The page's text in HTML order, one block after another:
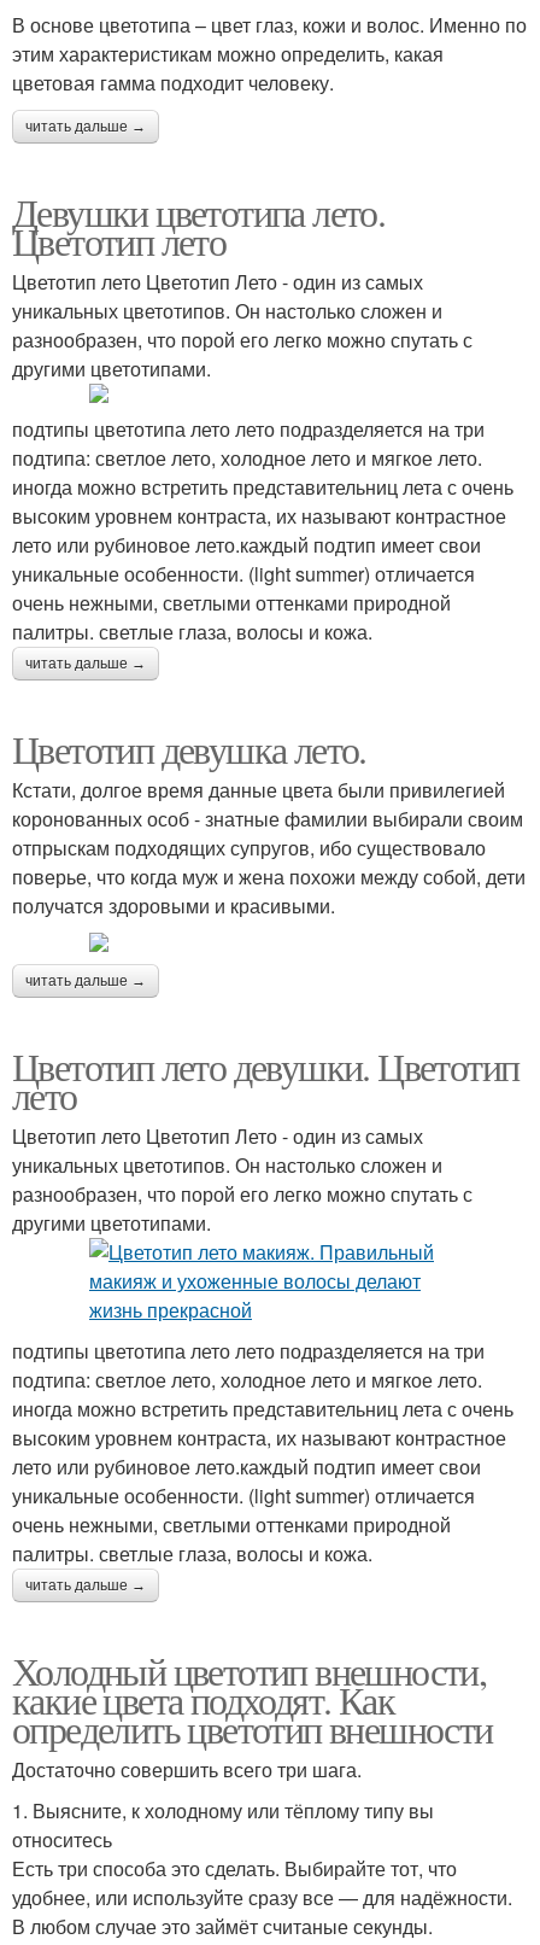
В основе цветотипа – цвет глаз, кожи и волос. Именно по
этим характеристикам можно определить, какая
цветовая гамма подходит человеку.
читать дальше →
Девушки цветотипа лето.
Цветотип лето
Цветотип лето Цветотип Лето - один из самых
уникальных цветотипов. Он настолько сложен и
разнообразен, что порой его легко можно спутать с
другими цветотипами.
подтипы цветотипа лето лето подразделяется на три
подтипа: светлое лето, холодное лето и мягкое лето.
иногда можно встретить представительниц лета с очень
высоким уровнем контраста, их называют контрастное
лето или рубиновое лето.каждый подтип имеет свои
уникальные особенности. (light summer) отличается
очень нежными, светлыми оттенками природной
палитры. светлые глаза, волосы и кожа.
читать дальше →
Цветотип девушка лето.
Кстати, долгое время данные цвета были привилегией
коронованных особ - знатные фамилии выбирали своим
отпрыскам подходящих супругов, ибо существовало
поверье, что когда муж и жена похожи между собой, дети
получатся здоровыми и красивыми.
читать дальше →
Цветотип лето девушки. Цветотип
лето
Цветотип лето Цветотип Лето - один из самых
уникальных цветотипов. Он настолько сложен и
разнообразен, что порой его легко можно спутать с
другими цветотипами.
подтипы цветотипа лето лето подразделяется на три
подтипа: светлое лето, холодное лето и мягкое лето.
иногда можно встретить представительниц лета с очень
высоким уровнем контраста, их называют контрастное
лето или рубиновое лето.каждый подтип имеет свои
уникальные особенности. (light summer) отличается
очень нежными, светлыми оттенками природной
палитры. светлые глаза, волосы и кожа.
читать дальше →
Холодный цветотип внешности,
какие цвета подходят. Как
определить цветотип внешности
Достаточно совершить всего три шага.
1. Выясните, к холодному или тёплому типу вы
относитесь
Есть три способа это сделать. Выбирайте тот, что
удобнее, или используйте сразу все — для надёжности.
В любом случае это займёт считаные секунды.